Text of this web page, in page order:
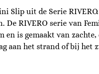
Slip uit de Serie
RIVERO serie van
is gemaakt van
aan het strand of bij het